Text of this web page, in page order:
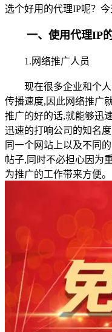
选个好用的代理IP呢？
一、使用代理IP的
1.网络推广人员
现在很多企业和个人
传播速度,因此网络推广
推广的好的话,就能够迅
迅速的打响公司的知名
同一个网站上以及不同
帖子,同时不必担心因为
为推广的工作带来方便。